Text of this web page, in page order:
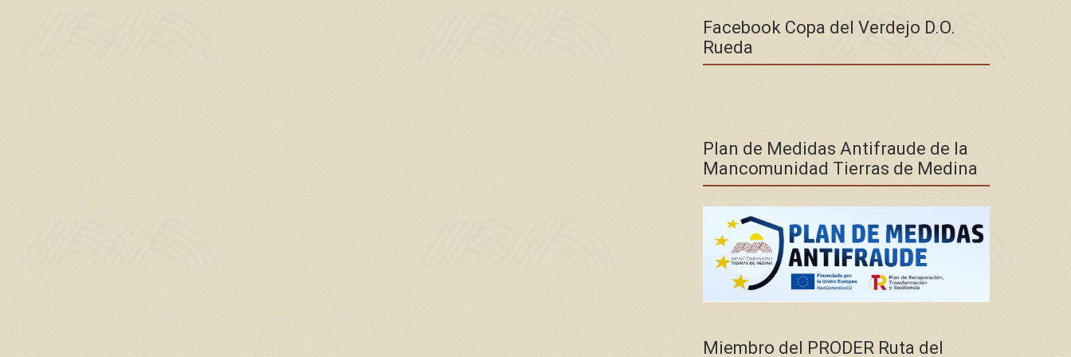
Facebook Copa del Verdejo D.O.
Rueda
Plan de Medidas Antifraude de la
Mancomunidad Tierras de Medina
Miembro del PRODER Ruta del